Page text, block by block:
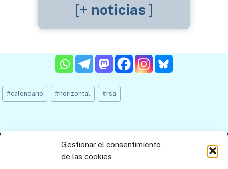
Gestionar el consentimiento
de las cookies
[+ noticias ]
Etiquetas
de
#calendario #horizontal #rsa
Aviso legal